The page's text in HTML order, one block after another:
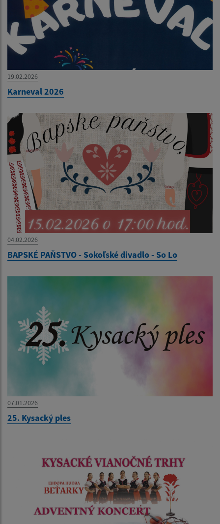
19.02.2026
Karneval 2026
04.02.2026
BAPSKÉ PAŇSTVO - Sokoľské divadlo - So Lo
07.01.2026
25. Kysacký ples